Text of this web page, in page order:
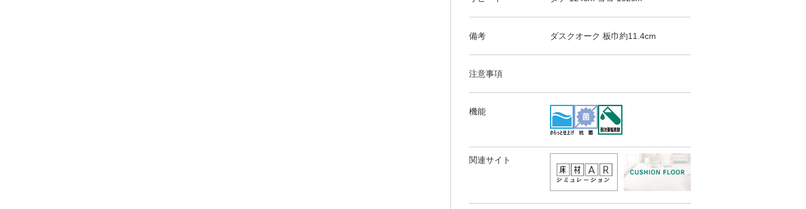
備考 ダスクオーク 板巾約11.4cm
注意事項
機能
関連サイト